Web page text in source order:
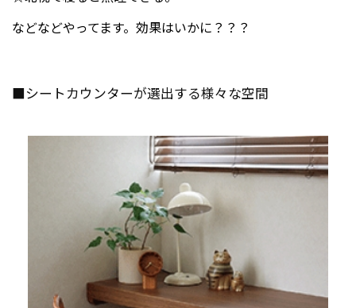
などなどやってます。効果はいかに？？？
■シートカウンターが選出する様々な空間